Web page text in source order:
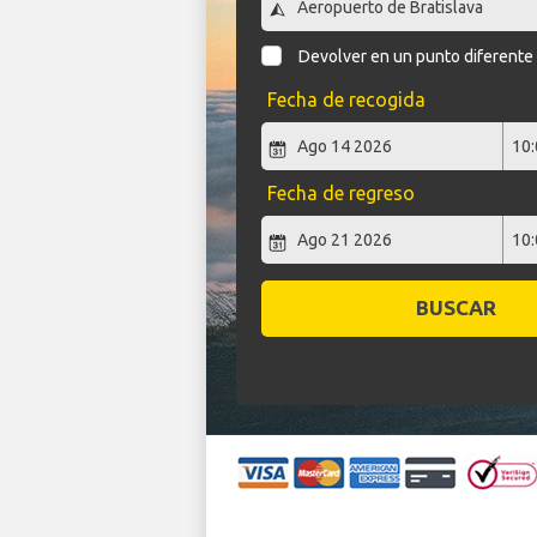
Devolver en un punto diferente
Fecha de recogida
Fecha de regreso
BUSCAR